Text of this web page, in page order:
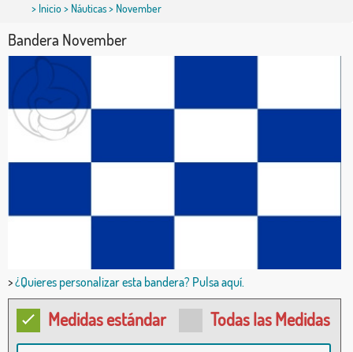
> Inicio> Náuticas> November
Bandera November
>¿Quieres personalizar esta bandera? Pulsa aquí.
Medidas estándar Todas las Medidas